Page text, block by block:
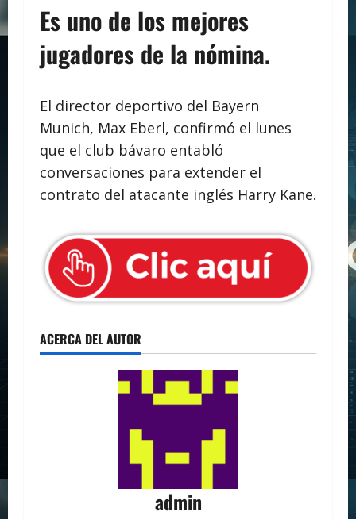
Es uno de los mejores
jugadores de la nómina.
El director deportivo del Bayern
Munich, Max Eberl, confirmó el lunes
que el club bávaro entabló
conversaciones para extender el
contrato del atacante inglés Harry Kane.
ACERCA DEL AUTOR
admin